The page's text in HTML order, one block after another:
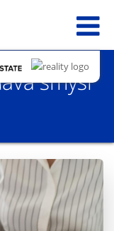
smysl